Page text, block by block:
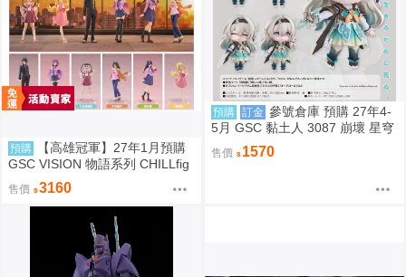
預購
【高雄冠軍】27年1月預購
GSC VISION 物語系列 CHILLfig
g 化物語 中盒6入販售 免訂金092
8
售價 3160
預購 訂金 參號倉庫 預購 27年4-
5月 GSC 黏土人 3087 崩壞 星穹
鐵道 流螢 9/6 超取免訂
售價 1570